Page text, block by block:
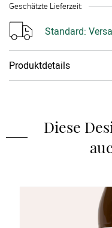
Geschätzte Lieferzeit:
Standard:
Produktdetails
Diese